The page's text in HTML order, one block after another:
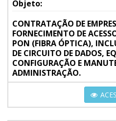
Objeto:
CONTRATAÇÃO DE
FORNECIMENTO DE
PON (FIBRA ÓPTICA),
DE CIRCUITO DE DADOS,
CONFIGURAÇÃO E
ADMINISTRAÇÃO.